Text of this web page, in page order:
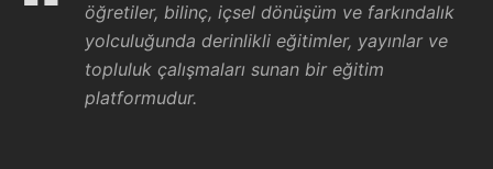
öğretiler, bilinç, içsel dönüşüm ve farkındalık
yolculuğunda derinlikli eğitimler, yayınlar ve
topluluk çalışmaları sunan bir eğitim
platformudur.